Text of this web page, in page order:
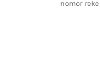
nomor